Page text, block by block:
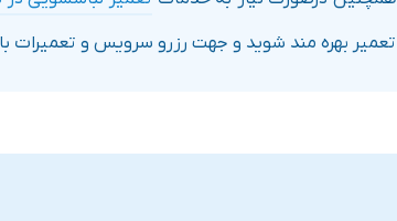
تعمیر بهره مند شوید و جهت رزرو سرویس و تعمیرات